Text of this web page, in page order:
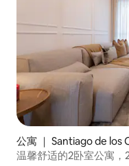
公寓 ｜ Santiago de los
温馨舒适的2卧室公寓，